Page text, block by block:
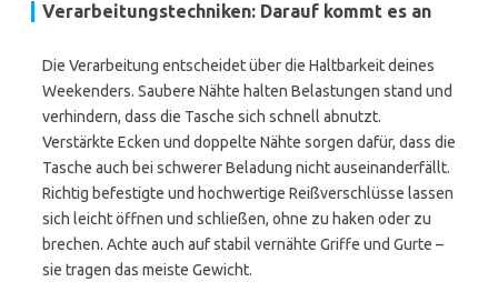
Verarbeitungstechniken: Darauf kommt es an
Die Verarbeitung entscheidet über die Haltbarkeit deines
Weekenders. Saubere Nähte halten Belastungen stand und
verhindern, dass die Tasche sich schnell abnutzt.
Verstärkte Ecken und doppelte Nähte sorgen dafür, dass die
Tasche auch bei schwerer Beladung nicht auseinanderfällt.
Richtig befestigte und hochwertige Reißverschlüsse lassen
sich leicht öffnen und schließen, ohne zu haken oder zu
brechen. Achte auch auf stabil vernähte Griffe und Gurte –
sie tragen das meiste Gewicht.